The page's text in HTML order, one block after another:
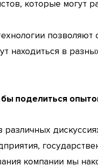
которые могут
позволяют
находиться в
поделиться
различных
компании мы